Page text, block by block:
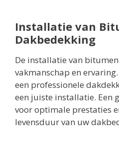
Installatie van
Dakbedekking
De installatie van
vakmanschap en
een professionele
een juiste installatie. Een
voor optimale prestaties
levensduur van uw